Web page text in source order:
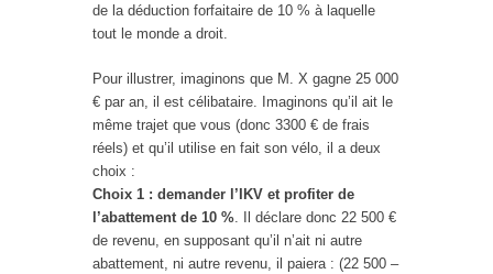
de la déduction forfaitaire de 10 % à laquelle
tout le monde a droit.
Pour illustrer, imaginons que M. X gagne 25 000
€ par an, il est célibataire. Imaginons qu’il ait le
même trajet que vous (donc 3300 € de frais
réels) et qu’il utilise en fait son vélo, il a deux
choix :
Choix 1 : demander l’IKV et profiter de
l’abattement de 10 % . Il déclare donc 22 500 €
de revenu, en supposant qu’il n’ait ni autre
abattement, ni autre revenu, il paiera : (22 500 –